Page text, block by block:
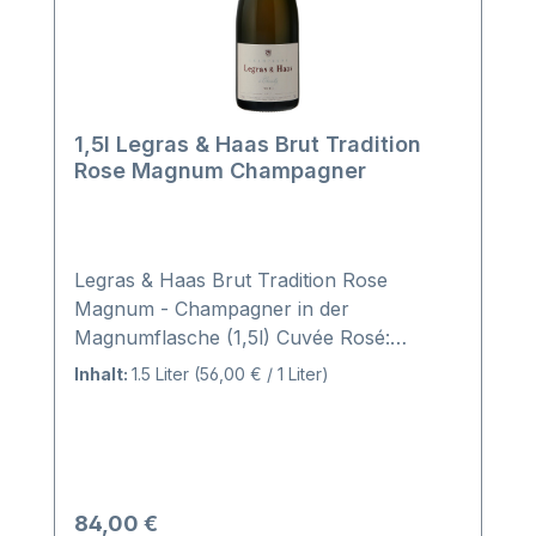
ihre minimale Dosage und reflektiert so
ihre starke Persönlichkeit.
1,5l Legras & Haas Brut Tradition
Rose Magnum Champagner
Legras & Haas Brut Tradition Rose
Magnum - Champagner in der
Magnumflasche (1,5l) Cuvée Rosé:
festliche Geschmeidigkeit Strahlend und
seidig und geschmeidig mit pfiffiger
Inhalt: 1.5 Liter (56,00 € / 1 Liter)
Regulärer Preis:
84,00 €